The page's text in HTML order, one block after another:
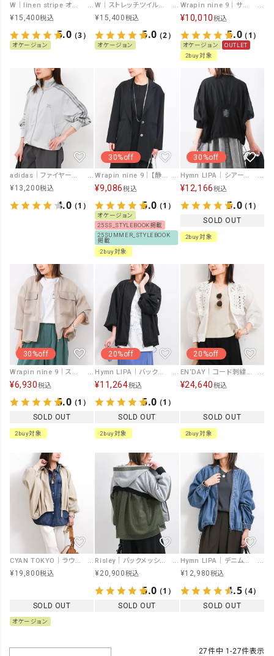
W｜linen stripe オーバージャケット[[オケ 25SS-JK0033]][F]
¥15,400税込
5.0（3）
オケージョン
W｜ストレッチツイルイージーケアオーバージャケット [[オケ 25SS-JK0035]][F]
¥15,400税込
5.0（2）
オケージョン
Wrapin nine 9｜サイロツイルジャケット [[オケ 8859206]][F]
¥10,010税込
5.0（1）
オケージョン
OUTLET
2buy対象
adidas｜ファイヤーバードトラックトップ [[FWE48]][F]
¥13,200税込
4.0（1）
30%off
Wrapin nine 9｜【静電気予防】ウォッシャブル テーラードジャケット [[オケIZK24079]][F]
¥9,086税込
5.0（1）
オケージョン
25SS_STYLEBOOK掲載
25SUMMER_STYLEBOOK
掲載
2buy対象
30%off
Hymn LIPA｜シアーブルゾン [[26051]][F]
¥12,166税込
5.0（1）
SOLD OUT
2buy対象
30%off
Wrapin nine 9｜スラブメッシュブルゾン [[8566247]][F]
¥6,930税込
5.0（1）
SOLD OUT
2buy対象
20%off
Hymn LIPA｜バックレイヤード風MA-1 [[IZK25119]][F]
¥11,264税込
5.0（1）
SOLD OUT
2buy対象
20%off
EN‘DAY｜コード刺繍ブルゾン [[8261-0101]][F]
¥24,640税込
SOLD OUT
2buy対象
CYAN TOKYO｜ラウンドギャザードルマンブルゾン [[610420]][F]
¥19,800税込
SOLD OUT
オケージョン
Risley｜バックメッシュパーカー [[R2601-BMP916]][F]
¥20,900税込
5.0（1）
SOLD OUT
Hymn LIPA｜デニムノーカラーブルゾン [[IZK25056-1]][F]
¥12,980税込
4.5（4）
SOLD OUT
27件中 1-27件表示